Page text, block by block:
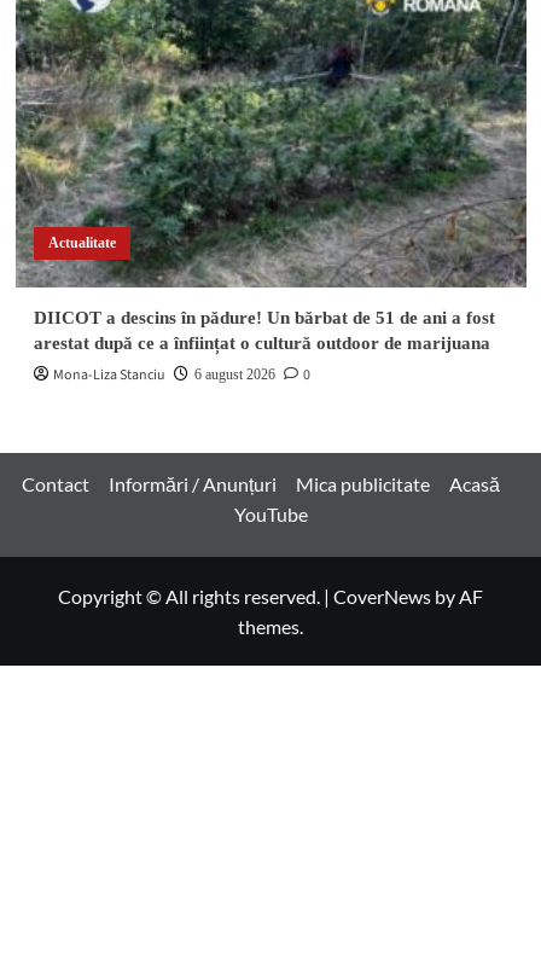
Actualitate
DIICOT a descins în pădure! Un bărbat de 51 de ani a fost
arestat după ce a înființat o cultură outdoor de marijuana
Mona-Liza Stanciu 6 august 2026 0
Contact Informări / Anunțuri Mica publicitate
Acasă
YouTube
Copyright © All rights reserved. | CoverNews by AF
themes.